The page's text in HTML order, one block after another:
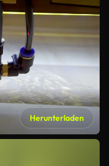
Herunterladen